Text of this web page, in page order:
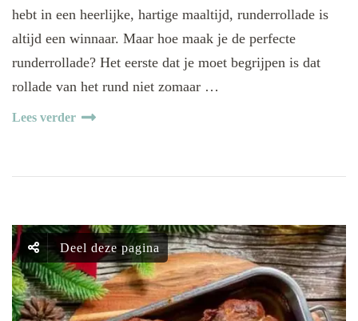
hebt in een heerlijke, hartige maaltijd, runderrollade is
altijd een winnaar. Maar hoe maak je de perfecte
runderrollade? Het eerste dat je moet begrijpen is dat
rollade van het rund niet zomaar …
Lees verder
Deel deze pagina